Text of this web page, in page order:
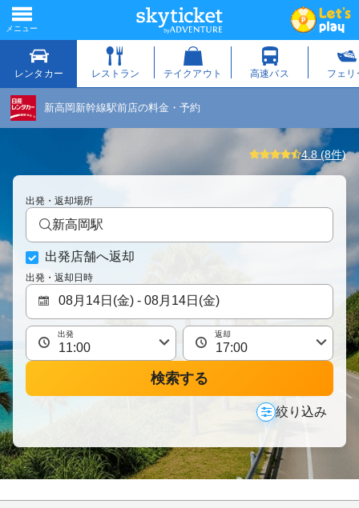
新高岡新幹線駅前店の料金・予約
4.8 (8件)
出発・返却場所
新高岡駅
出発店舗へ返却
出発・返却日時
出発 返却
検索する
絞り込み